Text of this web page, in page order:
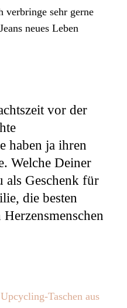
verbringe sehr gerne
neues Leben
vor der
haben ja ihren
Welche Deiner
als Geschenk für
die besten